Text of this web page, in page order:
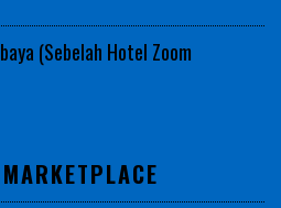
(Sebelah Hotel Zoom